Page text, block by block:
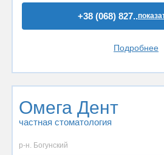
+38 (068) 827..
Подробнее
Омега Дент
частная стоматология
р-н. Богунский